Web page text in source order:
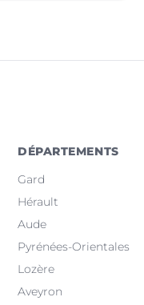
DÉPARTEMENTS
Gard
Hérault
Aude
Pyrénées-Orientales
Lozère
Aveyron